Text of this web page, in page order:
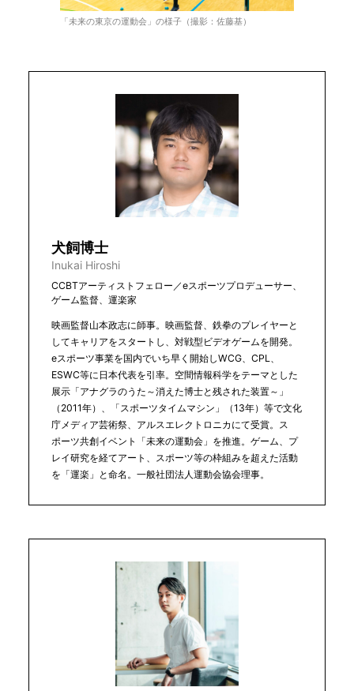
「未来の東京の運動会」の様子（撮影：佐藤基）
犬飼博士
Inukai Hiroshi
CCBTアーティストフェロー／eスポーツプロデューサー、
ゲーム監督、運楽家
映画監督山本政志に師事。映画監督、鉄拳のプレイヤーと
してキャリアをスタートし、対戦型ビデオゲームを開発。
eスポーツ事業を国内でいち早く開始しWCG、CPL、
ESWC等に日本代表を引率。空間情報科学をテーマとした
展示「アナグラのうた～消えた博士と残された装置～」
（2011年）、「スポーツタイムマシン」（13年）等で文化
庁メディア芸術祭、アルスエレクトロニカにて受賞。ス
ポーツ共創イベント「未来の運動会」を推進。ゲーム、プ
レイ研究を経てアート、スポーツ等の枠組みを超えた活動
を「運楽」と命名。一般社団法人運動会協会理事。